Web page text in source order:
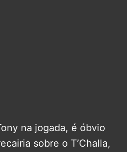
na jogada, é óbvio
sobre o T’Challa,